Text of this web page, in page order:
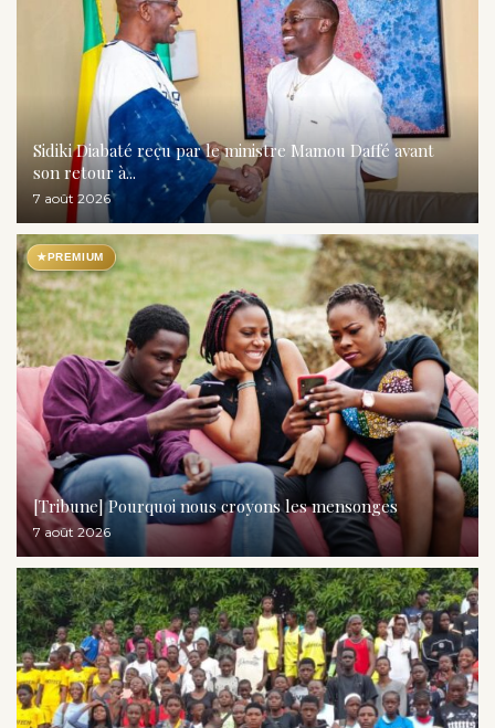
Sidiki Diabaté reçu par le ministre Mamou Daffé avant
son retour à...
7 août 2026
★ PREMIUM
[Tribune] Pourquoi nous croyons les mensonges
7 août 2026